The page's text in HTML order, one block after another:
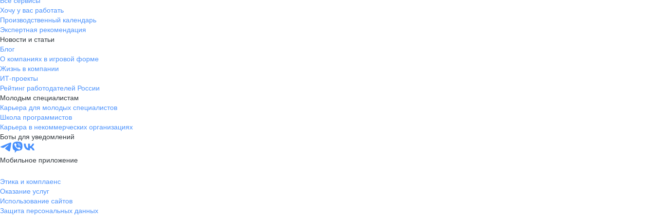
Хочу у вас работать
Производственный календарь
Экспертная рекомендация
Новости и статьи
Блог
О компаниях в игровой форме
Жизнь в компании
ИТ-проекты
Рейтинг работодателей России
Молодым специалистам
Карьера для молодых специалистов
Школа программистов
Карьера в некоммерческих организациях
Боты для уведомлений
Мобильное приложение
Этика и комплаенс
Оказание услуг
Использование сайтов
Защита персональных данных